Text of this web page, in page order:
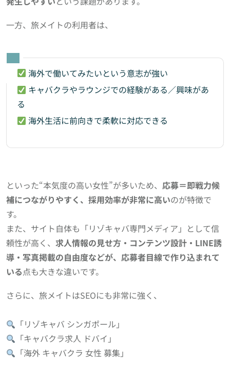
一方、旅メイトの利用者は、
海外で働いてみたいという意志が強い
キャバクラやラウンジでの経験がある／興味があ
る
海外生活に前向きで柔軟に対応できる
といった“本気度の高い女性”が多いため、 応募＝即戦力候
補につながりやすく、採用効率が非常に高いのが特徴で
す。
また、サイト自体も「リゾキャバ専門メディア」として信
頼性が高く、 求人情報の見せ方・コンテンツ設計・LINE誘
導・写真掲載の自由度などが、応募者目線で作り込まれて
いる点も大きな違いです。
さらに、旅メイトはSEOにも非常に強く、
「リゾキャバ シンガポール」
「キャバクラ求人 ドバイ」
「海外 キャバクラ 女性 募集」